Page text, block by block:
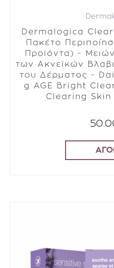
Dermalogica
Πακέτο
Προϊόντα) -
των Ακνεϊκών
του Δέρματος -
g AGE Bright
Clearing Skin